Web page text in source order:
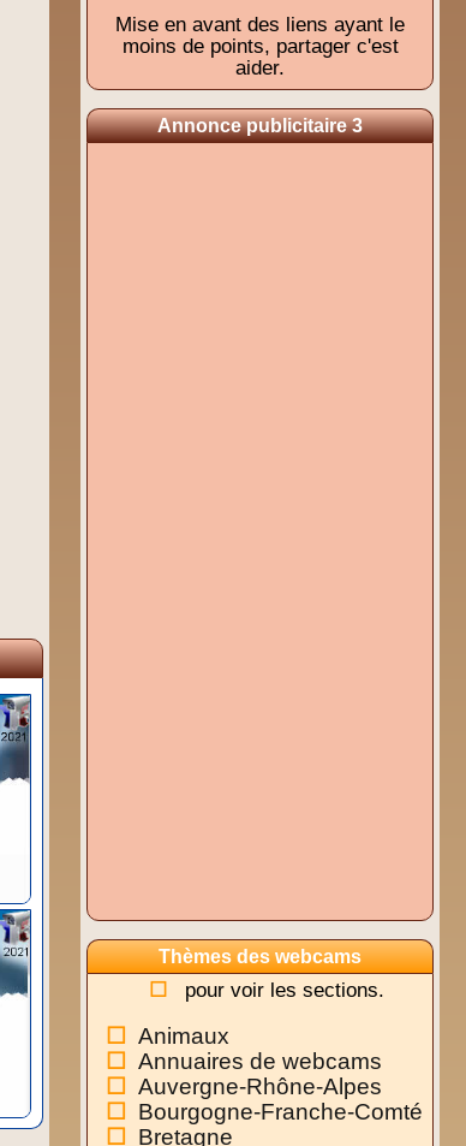
Mise en avant des liens ayant le
moins de points, partager c'est
aider.
Annonce publicitaire 3
Thèmes des webcams
pour voir les sections.
Animaux
Annuaires de webcams
Auvergne-Rhône-Alpes
Bourgogne-Franche-Comté
Bretagne